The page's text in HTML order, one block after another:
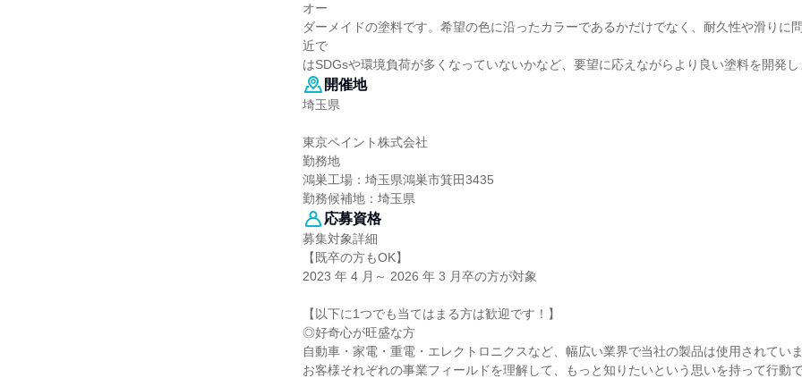
オー
ダーメイドの塗料です。希望の色に沿ったカラーであるかだけでなく、耐久性や滑りに
近で
はSDGsや環境負荷が多くなっていないかなど、要望に応えながらより良い塗料を開発し
開催地
埼玉県
東京ペイント株式会社
勤務地
鴻巣工場：埼玉県鴻巣市箕田3435
勤務候補地：埼玉県
応募資格
募集対象詳細
【既卒の方もOK】
2023 年 4 月～ 2026 年 3 月卒の方が対象
【以下に1つでも当てはまる方は歓迎です！】
◎好奇心が旺盛な方
自動車・家電・重電・エレクトロニクスなど、幅広い業界で当社の製品は使用されていま
お客様それぞれの事業フィールドを理解して、もっと知りたいという思いを持って行動